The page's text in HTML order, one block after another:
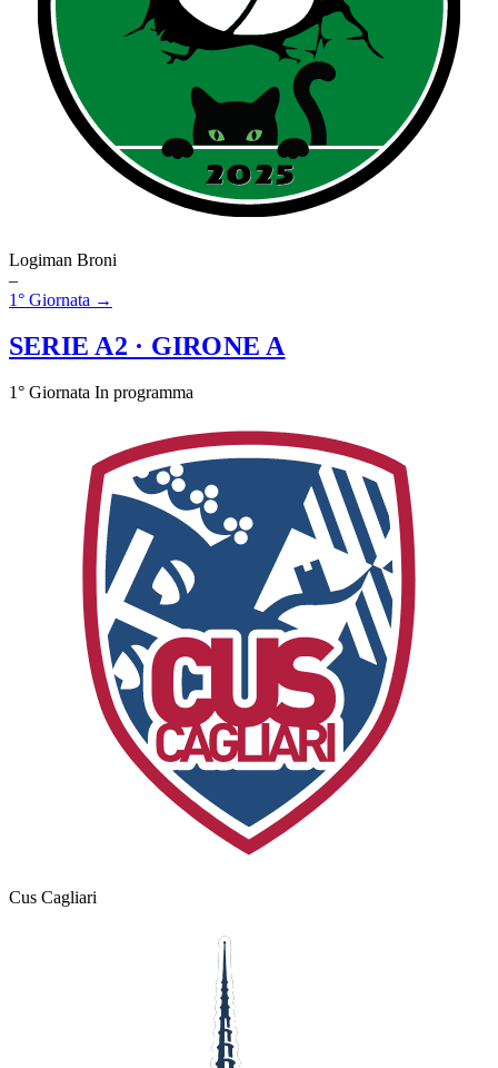
Logiman Broni
–
1° Giornata →
SERIE A2 · GIRONE A
1° Giornata In programma
Cus Cagliari